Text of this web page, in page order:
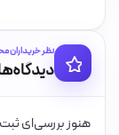
نظر خریداران
هنوز بررسی‌ای